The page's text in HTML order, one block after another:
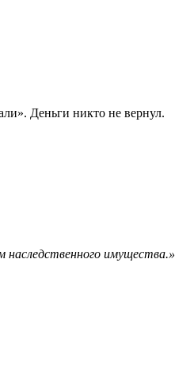
Деньги никто не вернул.
наследственного имущества.»